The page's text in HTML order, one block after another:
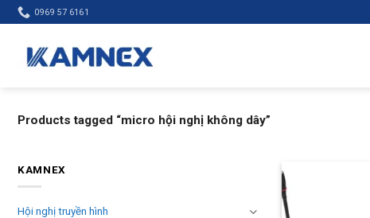
Skip
to
0969 57 6161
Products tagged “micro hội nghị không dây”
KAMNEX
Hội nghị truyền hình